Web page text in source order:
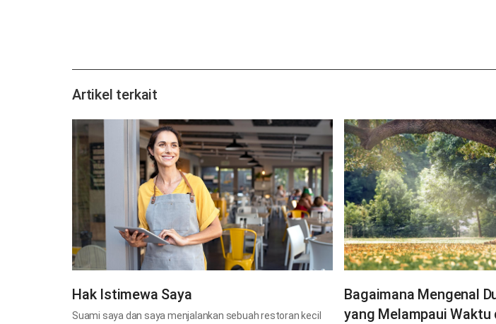
Artikel terkait
Hak Istimewa Saya
Suami saya dan saya menjalankan sebuah restoran kecil
Bagaimana Mengenal
yang Melampaui Waktu